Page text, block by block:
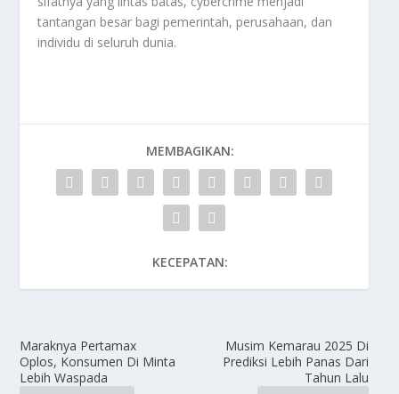
tantangan besar bagi pemerintah, perusahaan, dan
individu di seluruh dunia.
MEMBAGIKAN:
KECEPATAN:
Maraknya Pertamax
Oplos, Konsumen Di Minta
Lebih Waspada
Musim Kemarau 2025 Di
Prediksi Lebih Panas Dari
Tahun Lalu